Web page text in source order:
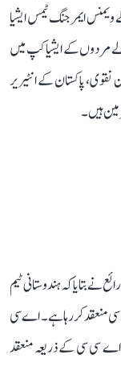
ایمرجنگ ٹیمس ایشیا
مردوں کے ایشیا کپ میں
پاکستان کے انٹیریر
ہیں۔
بتایا کہ ہندوستانی ٹیم
منعقد کر رہا ہے۔ اے سی
اے سی سی کے ذریعہ منعقد